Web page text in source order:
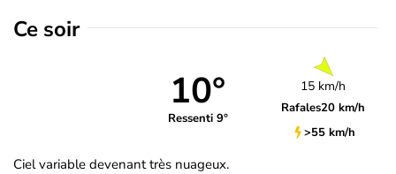
Ce soir
10°
Ressenti 9°
15 km/h
Rafales20 km/h
>55 km/h
Ciel variable devenant très nuageux.